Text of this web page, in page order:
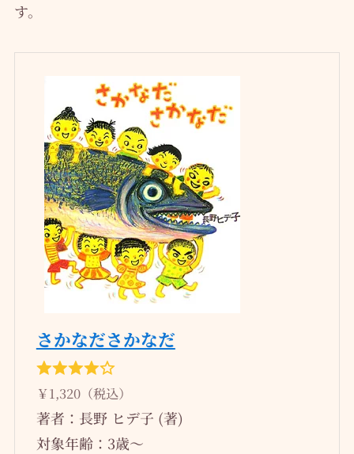
す。
さかなださかなだ
￥1,320（税込）
著者：長野 ヒデ子 (著)
対象年齢：3歳～